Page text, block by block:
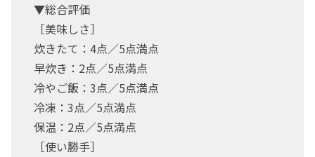
▼総合評価
［美味しさ］
炊きたて：4点／5点満点
早炊き：2点／5点満点
冷やご飯：3点／5点満点
冷凍：3点／5点満点
保温：2点／5点満点
［使い勝手］